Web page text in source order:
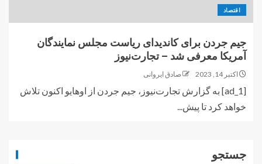
اقتصاد
جیم جردن برای کاندیدای ریاست مجلس نمایندگان
آمریکا معرفی شد – تجارت‌نیوز
اکتبر 14, 2023 صادق ایروانی
[ad_1] به گزارش تجارت‌نیوز، جیم جردن از اوهایو اکنون تلاش
خواهد کرد تا پیش...
جستجو